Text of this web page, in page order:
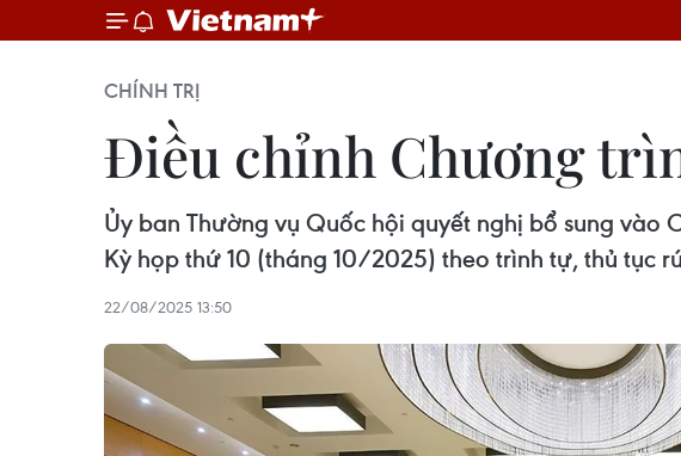
CHÍNH TRỊ
Điều chỉnh Chương
Ủy ban Thường vụ Quốc hội quyết nghị bổ sung
Kỳ họp thứ 10 (tháng 10/2025) theo trình tự, thủ tục
22/08/2025 13:50